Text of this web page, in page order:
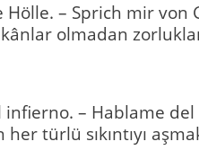
– Sprich mir von
olmadan
– Hablame
her türlü sıkıntıyı